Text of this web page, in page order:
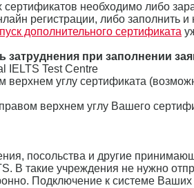
необходимо либо
регистрации, либо заполнить
дополнительного сертификата
при заполнении
IELTS Test Centre
верхнем углу сертификата
верхнем углу Вашего
посольства и другие
В такие учреждения не нужно
Подключение к системе Ваших